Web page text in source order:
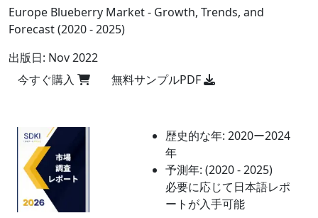
Europe Blueberry Market - Growth, Trends, and
Forecast (2020 - 2025)
出版日: Nov 2022
今すぐ購入
無料サンプルPDF
歴史的な年: 2020ー2024
年
予測年: (2020 - 2025)
必要に応じて日本語レポ
ートが入手可能